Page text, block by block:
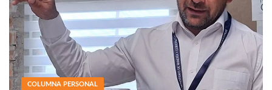
COLUMNA PERSONAL